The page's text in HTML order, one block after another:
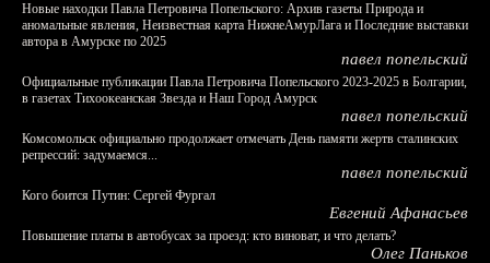
Новые находки Павла Петровича Попельского: Архив газеты Природа и
аномальные явления, Неизвестная карта НижнеАмурЛага и Последние выставки
автора в Амурске по 2025
павел попельский
Официальные публикации Павла Петровича Попельского 2023-2025 в Болгарии,
в газетах Тихоокеанская Звезда и Наш Город Амурск
павел попельский
Комсомольск официально продолжает отмечать День памяти жертв сталинских
репрессий: задумаемся...
павел попельский
Кого боится Путин: Сергей Фургал
Евгений Афанасьев
Повышение платы в автобусах за проезд: кто виноват, и что делать?
Олег Паньков